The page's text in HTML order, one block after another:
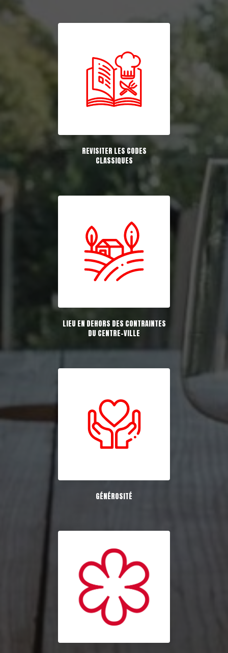
REVISITER LES CODES
CLASSIQUES
LIEU EN DEHORS DES CONTRAINTES
DU CENTRE-VILLE
GÉNÉROSITÉ